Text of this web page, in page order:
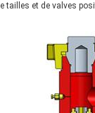
tailles et de valves